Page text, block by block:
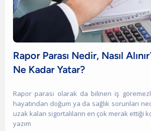
Rapor Parası Nedir, Nasıl
Ne Kadar Yatar?
Rapor parası olarak da bilinen iş
hayatından doğum ya da sağlık sorunları
uzak kalan sigortalıların en çok merak ettiği
yazım